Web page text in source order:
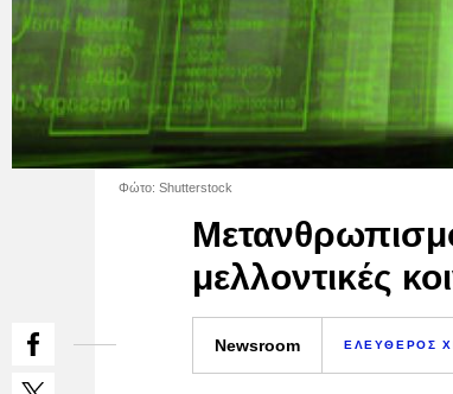
Φώτο: Shutterstock
μελλοντικές
Newsroom ΕΛΕΥΘΕΡΟΣ